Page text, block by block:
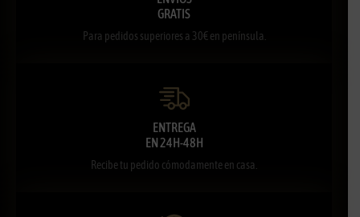
GRATIS
Para pedidos superiores a 30€ en península.
ENTREGA
EN 24H-48H
Recibe tu pedido cómodamente en casa.